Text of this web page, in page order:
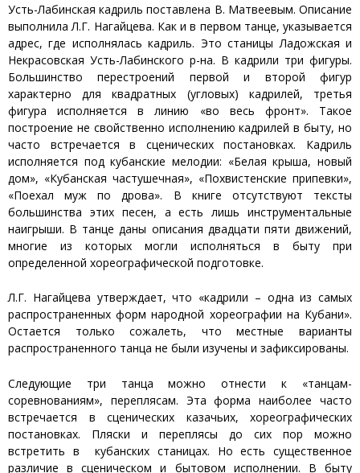
Усть-Лабинская кадриль поставлена В. Матвеевым. Описание
выполнила Л.Г. Нагайцева. Как и в первом танце, указывается
адрес, где исполнялась кадриль. Это станицы Ладожская и
Некрасовская Усть-Лабинского р-на. В кадрили три фигуры.
Большинство перестроений первой и второй фигур
характерно для квадратных (угловых) кадрилей, третья
фигура исполняется в линию «во весь фронт». Такое
построение не свойственно исполнению кадрилей в быту, но
часто встречается в сценических постановках. Кадриль
исполняется под кубанские мелодии: «Белая крыша, новый
дом», «Кубанская частушечная», «Похвистенские припевки»,
«Поехал муж по дрова». В книге отсутствуют тексты
большинства этих песен, а есть лишь инструментальные
наигрыши. В танце даны описания двадцати пяти движений,
многие из которых могли исполняться в быту при
определенной хореографической подготовке.
Л.Г. Нагайцева утверждает, что «кадрили – одна из самых
распространенных форм народной хореографии на Кубани».
Остается только сожалеть, что местные варианты
распространенного танца не были изучены и зафиксированы.
Следующие три танца можно отнести к «танцам-
соревнованиям», переплясам. Эта форма наиболее часто
встречается в сценических казачьих, хореографических
постановках. Пляски и переплясы до сих пор можно
встретить в кубанских станицах. Но есть существенное
различие в сценическом и бытовом исполнении. В быту